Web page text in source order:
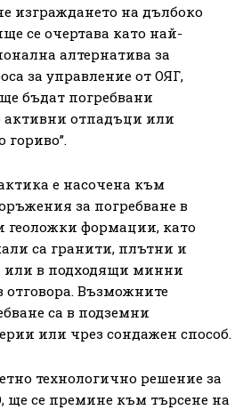
изграждането на дълбоко
се очертава като най-
алтернатива за
за управление от ОЯГ,
бъдат погребвани
активни отпадъци или
гориво”.
е насочена към
за погребване в
геоложки формации, като
са гранити, плътни и
или в подходящи минни
отговора. Възможните
са в подземни
или чрез сондажен способ.
технологично решение за
ще се премине към търсене на